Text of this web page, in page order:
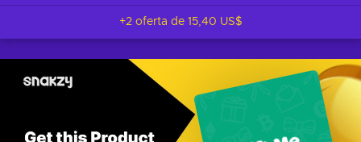
+2 oferta de 15,40 US$